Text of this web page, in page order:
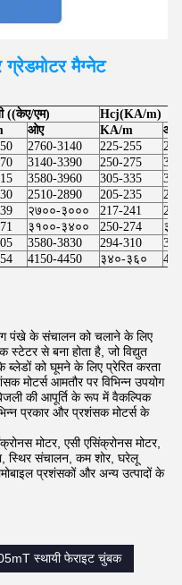
ग्रेडमोटर मैग्नेट
((केए/एम)
Hcj(KA/m)
ओए KA/m
ओए
2760-3140 225-255
3140-3390 250-275
3580-3960 305-335
2510-2890 205-235
२७००-३००० 217-241
३१००-३४०० 250-274
3580-3830 294-310
4150-4450 ३४०-३६०
पंखे के संचालन को चलाने के लिए
से बना होता है, जो विद्युत
ब्लेडों को घूमने के लिए प्रेरित करता
मोटर्स आमतौर पर विभिन्न उपयोग
की आपूर्ति के रूप में वैकल्पिक
प्रकार और प्रशंसक मोटर्स के
मोटर, एसी एसिंक्रोनस मोटर,
स्थिर संचालन, कम शोर, घरेलू
प्रशंसकों और अन्य उत्पादों के
स्थायी फेराइट चुंबक